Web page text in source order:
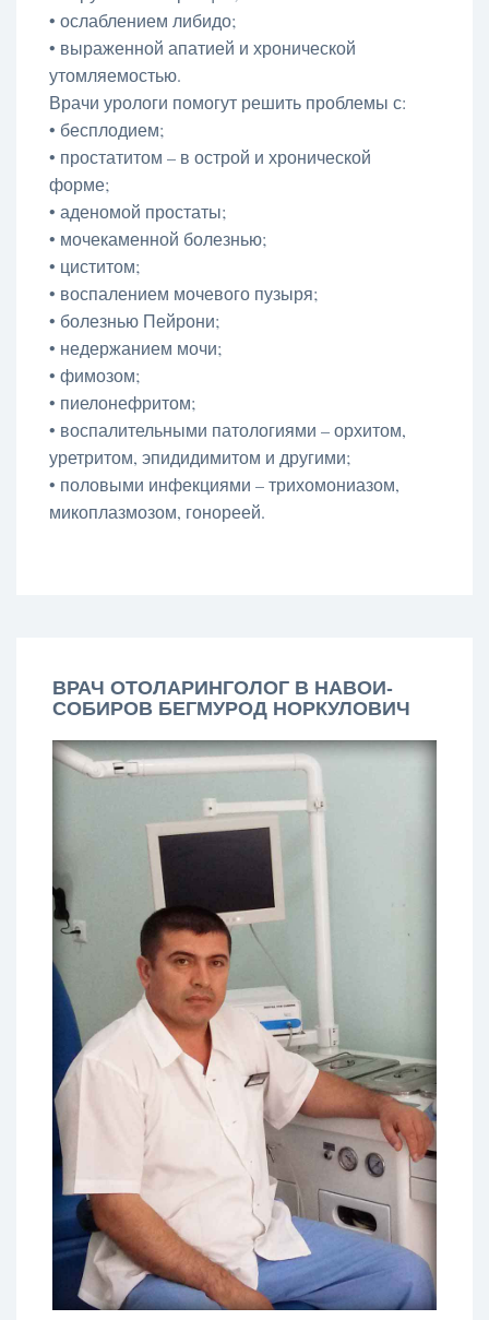
• ослаблением либидо;
• выраженной апатией и хронической
утомляемостью.
Врачи урологи помогут решить проблемы с:
• бесплодием;
• простатитом – в острой и хронической
форме;
• аденомой простаты;
• мочекаменной болезнью;
• циститом;
• воспалением мочевого пузыря;
• болезнью Пейрони;
• недержанием мочи;
• фимозом;
• пиелонефритом;
• воспалительными патологиями – орхитом,
уретритом, эпидидимитом и другими;
• половыми инфекциями – трихомониазом,
микоплазмозом, гонореей.
ВРАЧ ОТОЛАРИНГОЛОГ В НАВОИ-
СОБИРОВ БЕГМУРОД НОРКУЛОВИЧ